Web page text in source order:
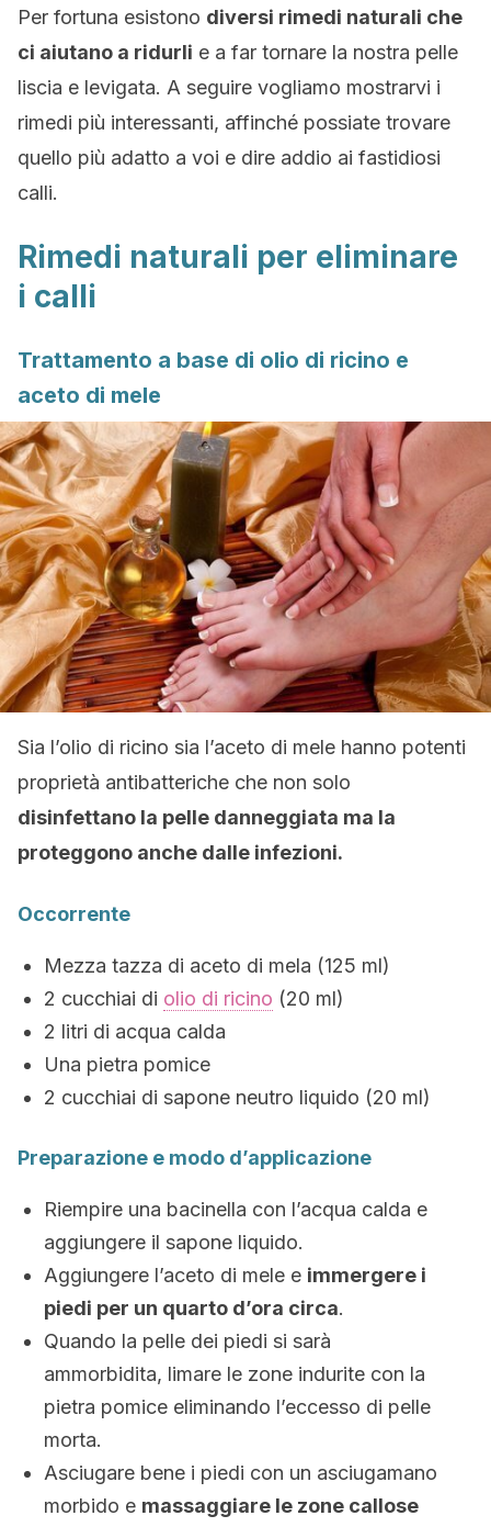
Per fortuna esistono diversi rimedi naturali che
ci aiutano a ridurli e a far tornare la nostra pelle
liscia e levigata. A seguire vogliamo mostrarvi i
rimedi più interessanti, affinché possiate trovare
quello più adatto a voi e dire addio ai fastidiosi
calli.
Rimedi naturali per eliminare
i calli
Trattamento a base di olio di ricino e
aceto di mele
Sia l’olio di ricino sia l’aceto di mele hanno potenti
proprietà antibatteriche che non solo
disinfettano la pelle danneggiata ma la
proteggono anche dalle infezioni.
Occorrente
Mezza tazza di aceto di mela (125 ml)
2 cucchiai di olio di ricino (20 ml)
2 litri di acqua calda
Una pietra pomice
2 cucchiai di sapone neutro liquido (20 ml)
Preparazione e modo d’applicazione
Riempire una bacinella con l’acqua calda e
aggiungere il sapone liquido.
Aggiungere l’aceto di mele e immergere i
piedi per un quarto d’ora circa.
Quando la pelle dei piedi si sarà
ammorbidita, limare le zone indurite con la
pietra pomice eliminando l’eccesso di pelle
morta.
Asciugare bene i piedi con un asciugamano
morbido e massaggiare le zone callose